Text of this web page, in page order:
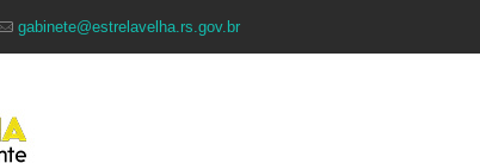
gabinete@estrelavelha.rs.gov.br